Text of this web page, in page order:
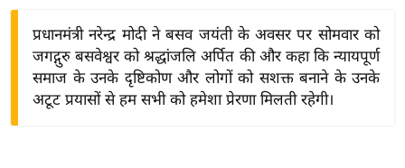
द्योप्रधानमंत्री नरेन्द्र मोदी ने बसव जयंती के अवसर पर सोमवार को
जगद्गुरु बसवेश्वर को श्रद्धांजलि अर्पित की और कहा कि न्यायपूर्ण
समाज के उनके दृष्टिकोण और लोगों को सशक्त बनाने के उनके
अटूट प्रयासों से हम सभी को हमेशा प्रेरणा मिलती रहेगी।